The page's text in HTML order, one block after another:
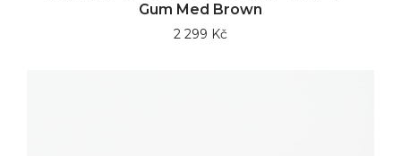
Gum Med Brown
2 299 Kč